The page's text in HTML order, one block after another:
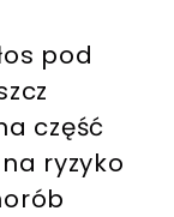
pod
część
ryzyko